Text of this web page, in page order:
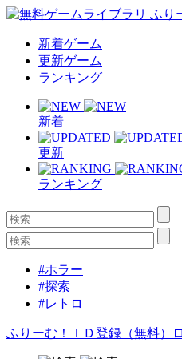
新着ゲーム
更新ゲーム
ランキング
新着
更新
ランキング
#ホラー
#探索
#レトロ
ふりーむ！ＩＤ登録（無料）